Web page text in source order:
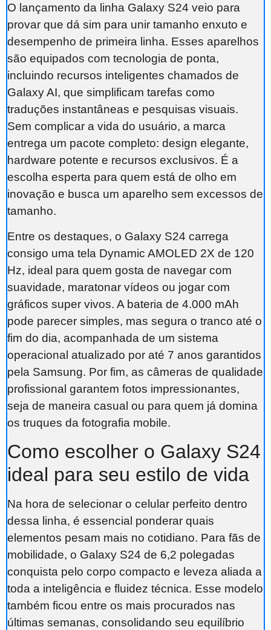
O lançamento da linha Galaxy S24 veio para
provar que dá sim para unir tamanho enxuto e
desempenho de primeira linha. Esses aparelhos
são equipados com tecnologia de ponta,
incluindo recursos inteligentes chamados de
Galaxy AI, que simplificam tarefas como
traduções instantâneas e pesquisas visuais.
Sem complicar a vida do usuário, a marca
entrega um pacote completo: design elegante,
hardware potente e recursos exclusivos. É a
escolha esperta para quem está de olho em
inovação e busca um aparelho sem excessos de
tamanho.
Entre os destaques, o Galaxy S24 carrega
consigo uma tela Dynamic AMOLED 2X de 120
Hz, ideal para quem gosta de navegar com
suavidade, maratonar vídeos ou jogar com
gráficos super vivos. A bateria de 4.000 mAh
pode parecer simples, mas segura o tranco até o
fim do dia, acompanhada de um sistema
operacional atualizado por até 7 anos garantidos
pela Samsung. Por fim, as câmeras de qualidade
profissional garantem fotos impressionantes,
seja de maneira casual ou para quem já domina
os truques da fotografia mobile.
Como escolher o Galaxy S24
ideal para seu estilo de vida
Na hora de selecionar o celular perfeito dentro
dessa linha, é essencial ponderar quais
elementos pesam mais no cotidiano. Para fãs de
mobilidade, o Galaxy S24 de 6,2 polegadas
conquista pelo corpo compacto e leveza aliada a
toda a inteligência e fluidez técnica. Esse modelo
também ficou entre os mais procurados nas
últimas semanas, consolidando seu equilíbrio